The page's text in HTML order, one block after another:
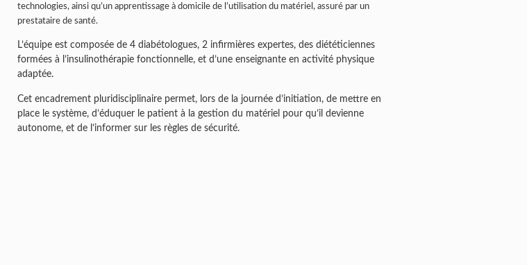
technologies, ainsi qu’un apprentissage à domicile de l’utilisation du matériel, assuré par un
prestataire de santé.
L’équipe est composée de 4 diabétologues, 2 infirmières expertes, des diététiciennes
formées à l’insulinothérapie fonctionnelle, et d’une enseignante en activité physique
adaptée.
Cet encadrement pluridisciplinaire permet, lors de la journée d’initiation, de mettre en
place le système, d’éduquer le patient à la gestion du matériel pour qu’il devienne
autonome, et de l’informer sur les règles de sécurité.